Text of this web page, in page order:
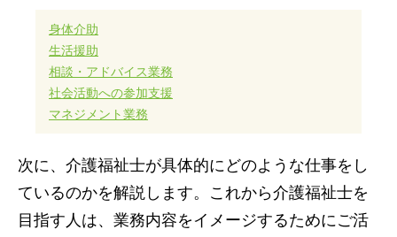
身体介助
生活援助
相談・アドバイス業務
社会活動への参加支援
マネジメント業務
次に、介護福祉士が具体的にどのような仕事をし
ているのかを解説します。これから介護福祉士を
目指す人は、業務内容をイメージするためにご活